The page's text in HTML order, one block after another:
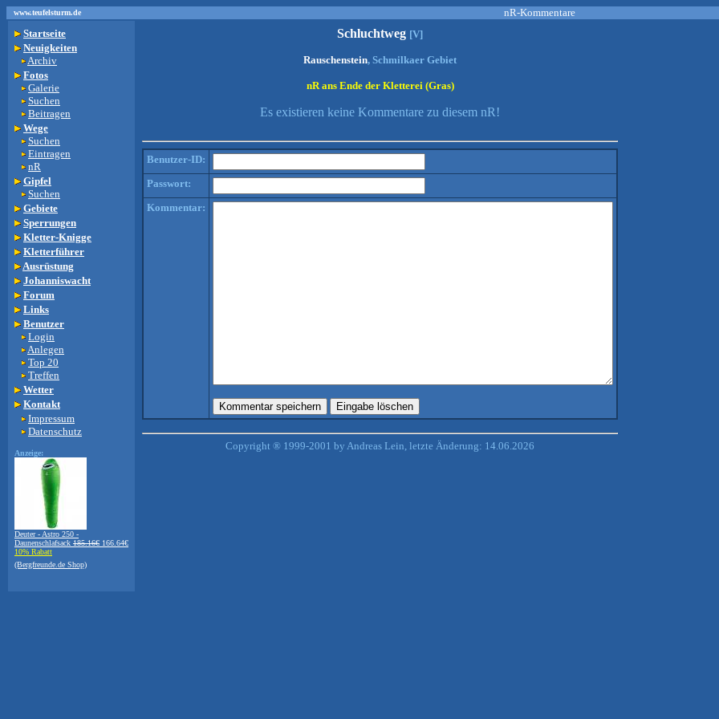
www.teufelsturm.de nR-Kommentare
Startseite
Neuigkeiten
Archiv
Fotos
Galerie
Suchen
Beitragen
Wege
Suchen
Eintragen
nR
Gipfel
Suchen
Gebiete
Sperrungen
Kletter-Knigge
Kletterführer
Ausrüstung
Johanniswacht
Forum
Links
Benutzer
Login
Anlegen
Top 20
Treffen
Wetter
Kontakt
Impressum
Datenschutz
Anzeige:
Deuter - Astro 250 -
Daunenschlafsack 185.16€ 166.64€
10% Rabatt
(Bergfreunde.de Shop)
Schluchtweg [V]
Rauschenstein, Schmilkaer Gebiet
nR ans Ende der Kletterei (Gras)
Es existieren keine Kommentare zu diesem nR!
Benutzer-ID:
Passwort:
Kommentar:
Copyright ® 1999-2001 by Andreas Lein, letzte Änderung: 14.06.2026